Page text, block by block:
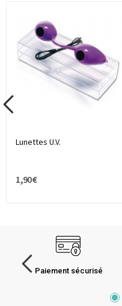
Lunettes U.V.
1,90 €
Paiement sécurisé